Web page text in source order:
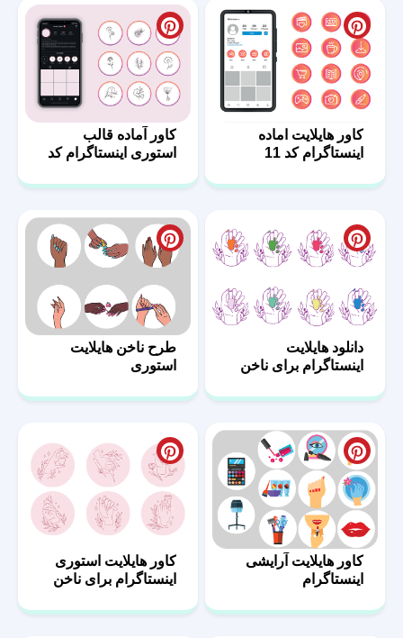
کاور هایلایت اماده
اینستاگرام کد 11
کاور آماده قالب
استوری اینستاگرام کد
دانلود هایلایت
اینستاگرام برای ناخن
طرح ناخن هایلایت
استوری
کاور هایلایت آرایشی
اینستاگرام
کاور هایلایت استوری
اینستاگرام برای ناخن